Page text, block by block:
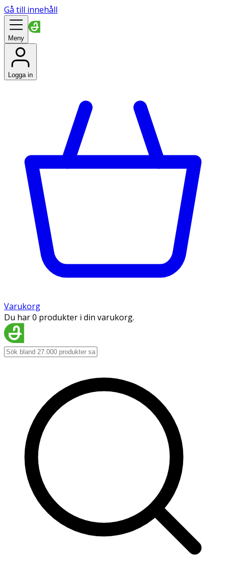
Gå till innehåll
Meny
Logga in
Varukorg
Du har 0 produkter i din varukorg.